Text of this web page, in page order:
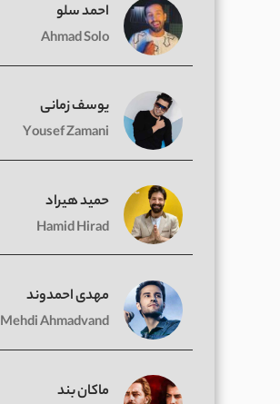
احمد سلو
Ahmad Solo
یوسف زمانی
Yousef Zamani
حمید هیراد
Hamid Hirad
مهدی احمدوند
Mehdi Ahmadvand
ماکان بند